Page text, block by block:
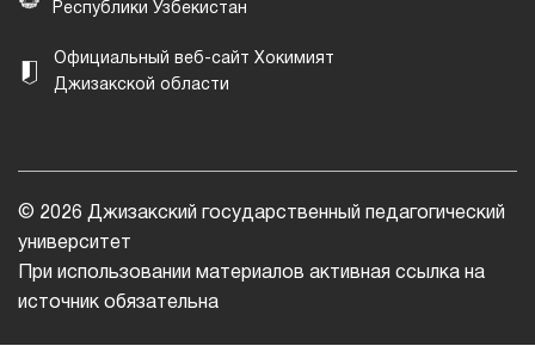
Республики Узбекистан
Официальный веб-сайт Хокимият
Джизакской области
© 2026 Джизакский государственный педагогический
университет
При использовании материалов активная ссылка на
источник обязательна